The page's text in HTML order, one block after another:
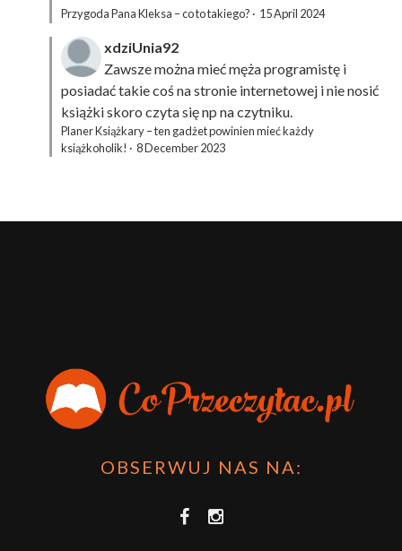
Przygoda Pana Kleksa – co to takiego? · 15 April 2024
xdziUnia92
Zawsze można mieć męża programistę i
posiadać takie coś na stronie internetowej i nie nosić
książki skoro czyta się np na czytniku.
Planer Książkary – ten gadżet powinien mieć każdy
książkoholik! · 8 December 2023
OBSERWUJ NAS NA: